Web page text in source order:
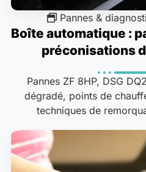
Pannes &
Boîte automatique :
préconisations
Pannes ZF 8HP, DSG
dégradé, points de
techniques de